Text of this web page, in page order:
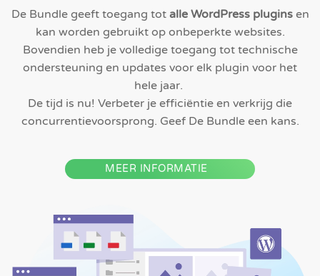
De Bundle geeft toegang totalle WordPress pluginsen
kan worden gebruikt op onbeperkte websites.
Bovendien heb je volledige toegang tot technische
ondersteuning en updates voor elk plugin voor het
hele jaar.
De tijd is nu! Verbeter je efficiëntie en verkrijg die
concurrentievoorsprong. Geef De Bundle een kans.
MEER INFORMATIE